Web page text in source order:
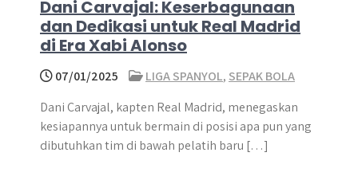
Dani Carvajal: Keserbagunaan
dan Dedikasi untuk Real Madrid
di Era Xabi Alonso
07/01/2025 LIGA SPANYOL, SEPAK BOLA
Dani Carvajal, kapten Real Madrid, menegaskan
kesiapannya untuk bermain di posisi apa pun yang
dibutuhkan tim di bawah pelatih baru […]